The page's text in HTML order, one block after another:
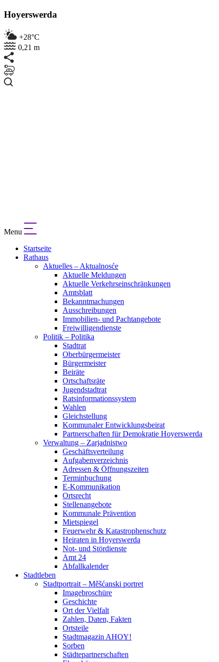
Hoyerswerda
+28°C
0,21 m
Menu
Startseite
Rathaus
Aktuelles – Aktualnosće
Aktuelle Meldungen
Aktuelle Verkehrseinschränkungen
Amtsblatt
Bekanntmachungen
Ausschreibungen
Immobilien- und Pachtangebote
Freiwilligendienste
Politik – Politika
Stadtrat
Oberbürgermeister
Bürgermeister
Beiräte
Ortschaftsräte
Jugendstadtrat
Ratsinformationssystem
Wahlen
Gleichstellung
Kommunaler Entwicklungsbeirat
Partnerschaften für Demokratie Hoyerswerda
Verwaltung – Zarjadnistwo
Geschäftsverteilung
Aufgabenverzeichnis
Adressen & Öffnungszeiten
Terminbuchung
E-Kommunikation
Ortsrecht
Stellenangebote
Kommunale Prävention
Mietspiegel
Feuerwehr & Katastrophenschutz
Heiraten in Hoyerswerda
Not- und Stördienste
Amt 24
Abfallkalender
Stadtleben
Stadtportrait – Měšćanski portret
Imagebroschüre
Geschichte
Ort der Vielfalt
Zahlen, Daten, Fakten
Ortsteile
Stadtmagazin AHOY!
Sorben
Städtepartnerschaften